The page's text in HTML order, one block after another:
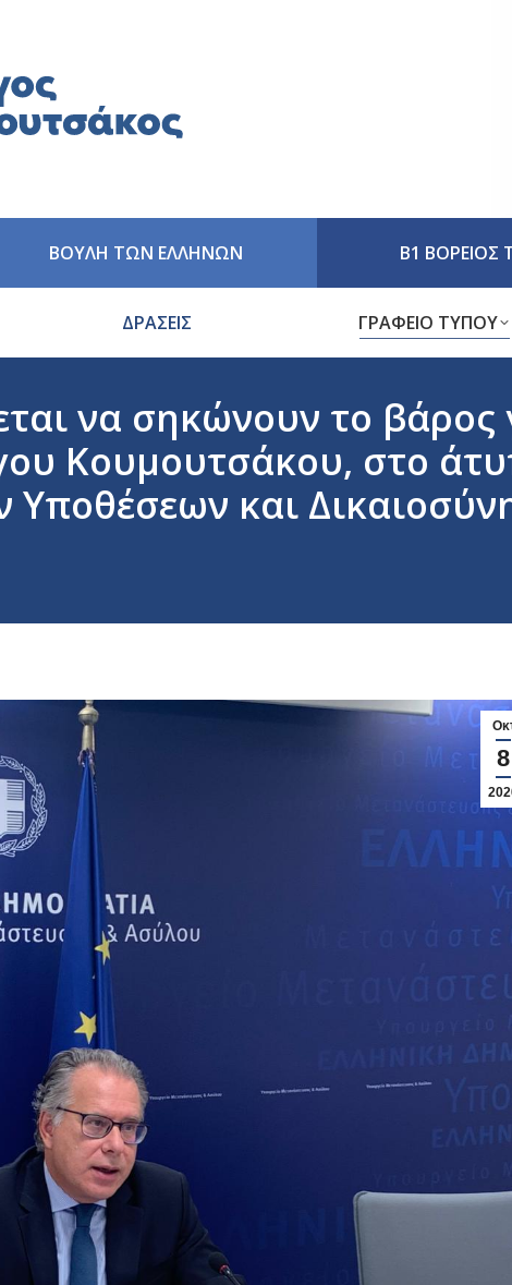
ΒΟΥΛΗ ΤΩΝ ΕΛΛΗΝΩΝ Β1 ΒΟΡΕΙΟΣ
ΔΡΑΣΕΙΣ ΓΡΑΦΕΙΟ ΤΥΠΟΥ
να σηκώνουν το
Κουμουτσάκου, στο
και
8